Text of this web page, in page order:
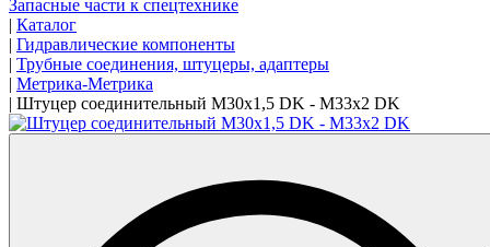
Запасные части к спецтехнике
| Каталог
| Гидравлические компоненты
| Трубные соединения, штуцеры, адаптеры
| Метрика-Метрика
| Штуцер соединительный M30x1,5 DK - M33x2 DK